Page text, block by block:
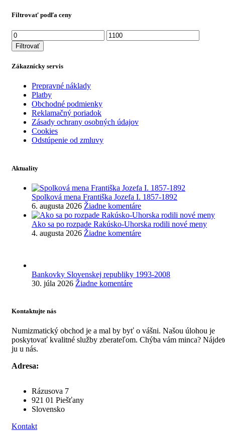
Filtrovať podľa ceny
Minimálna
cena
Maximálna
cena
Filtrovať
Zákaznícky servis
Prepravné náklady
Platby
Obchodné podmienky
Reklamačný poriadok
Zásady ochrany osobných údajov
Cookies
Odstúpenie od zmluvy
Aktuality
Spolková mena Františka Jozefa I. 1857-1892
6. augusta 2026 Žiadne komentáre
Ako sa po rozpade Rakúsko-Uhorska rodili nové meny
4. augusta 2026 Žiadne komentáre
Bankovky Slovenskej republiky 1993-2008
30. júla 2026 Žiadne komentáre
Kontaktujte nás
Numizmatický obchod je a mal by byť o vášni. Našou úlohou je
poskytovať kvalitné služby zberateľom. Chýba vám minca?
ju u nás.
Adresa:
Rázusova 7
921 01 Piešťany
Slovensko
Kontakt